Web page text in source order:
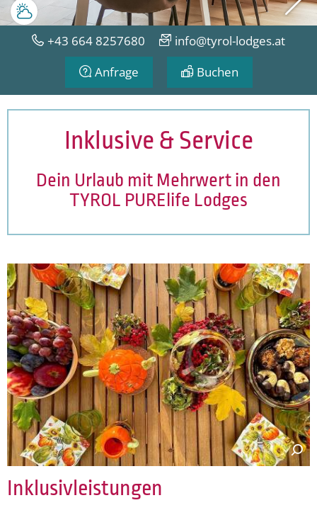
Wetter
+43 664 8257680
info@tyrol-lodges.at
Anfrage
Buchen
Inklusive & Service
Dein Urlaub mit Mehrwert in den
TYROL PURElife Lodges
Inklusivleistungen